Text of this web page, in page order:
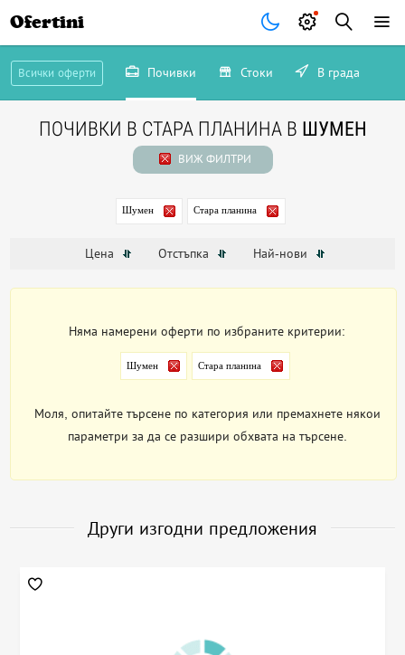
Ofertini
Всички оферти Почивки Стоки В града
ПОЧИВКИ В СТАРА ПЛАНИНА В ШУМЕН
ВИЖ ФИЛТРИ
Шумен Стара планина
Цена Отстъпка Най-нови
Няма намерени оферти по избраните критерии:
Шумен Стара планина
Моля, опитайте търсене по категория или премахнете някои
параметри за да се разшири обхвата на търсене.
Други изгодни предложения